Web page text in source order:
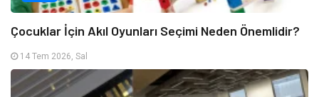
Çocuklar İçin Akıl Oyunları Seçimi Neden Önemlidir?
14 Tem 2026, Sal